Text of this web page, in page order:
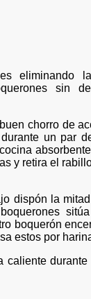
eliminando
sin
chorro de
un par
y retira el
dispón la
boquerón
estos por
caliente